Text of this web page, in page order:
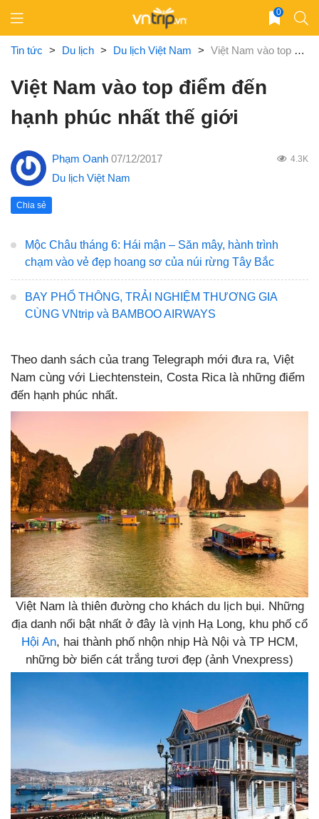
content
0
Tin tức > Du lịch > Du lịch Việt Nam > Việt Nam vào top điểm đến hạnh phúc nhất thế giới
Việt Nam vào top điểm đến
hạnh phúc nhất thế giới
Phạm Oanh 07/12/2017 4.3K
Du lịch Việt Nam
Chia sẻ
Mộc Châu tháng 6: Hái mận – Săn mây, hành trình
chạm vào vẻ đẹp hoang sơ của núi rừng Tây Bắc
BAY PHỔ THÔNG, TRẢI NGHIỆM THƯƠNG GIA
CÙNG VNtrip và BAMBOO AIRWAYS
Theo danh sách của trang Telegraph mới đưa ra, Việt
Nam cùng với Liechtenstein, Costa Rica là những điểm
đến hạnh phúc nhất.
Việt Nam là thiên đường cho khách du lịch bụi. Những
địa danh nổi bật nhất ở đây là vịnh Hạ Long, khu phố cổ
Hội An, hai thành phố nhộn nhịp Hà Nội và TP HCM,
những bờ biển cát trắng tươi đẹp (ảnh Vnexpress)